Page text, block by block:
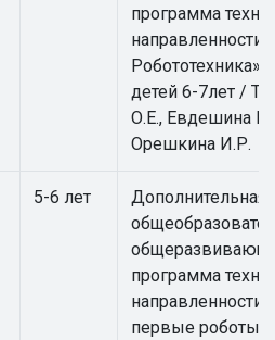
программа
направленности
Робототехника»
детей 6-7лет /
О.Е., Евдешина
Орешкина И.Р.
5-6 лет
Дополнительная
программа
направленности
первые роботы»